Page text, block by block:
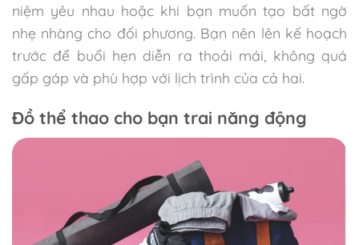
niệm yêu nhau hoặc khi bạn muốn tạo bất ngờ
nhẹ nhàng cho đối phương. Bạn nên lên kế hoạch
trước để buổi hẹn diễn ra thoải mái, không quá
gấp gáp và phù hợp với lịch trình của cả hai.
Đồ thể thao cho bạn trai năng động